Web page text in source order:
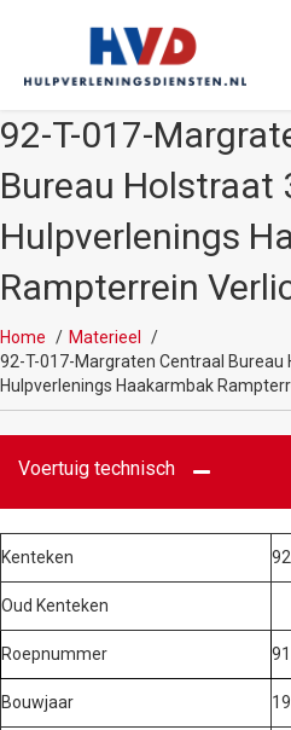
92-T-017-
Bureau Holstraat
Hulpverlenings
Rampterrein
Home
Materieel
92-T-017-Margraten Centraal Bureau
Hulpverlenings Haakarmbak
Voertuig technisch
Kenteken
Oud Kenteken
Roepnummer
Bouwjaar